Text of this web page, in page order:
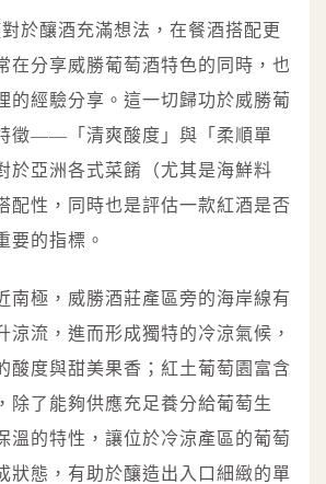
對於釀酒充滿想法，在餐酒搭配更
在分享威勝葡萄酒特色的同時，也
的經驗分享。這一切歸功於威勝葡
徵——「清爽酸度」與「柔順單
於亞洲各式菜餚（尤其是海鮮料
配性，同時也是評估一款紅酒是否
要的指標。
南極，威勝酒莊產區旁的海岸線有
涼流，進而形成獨特的冷涼氣候，
酸度與甜美果香；紅土葡萄園富含
除了能夠供應充足養分給葡萄生
溫的特性，讓位於冷涼產區的葡萄
狀態，有助於釀造出入口細緻的單